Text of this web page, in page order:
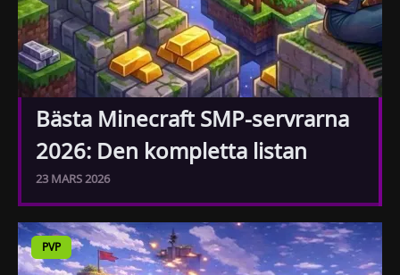
Bästa Minecraft SMP-servrarna
2026: Den kompletta listan
23 MARS 2026
PVP